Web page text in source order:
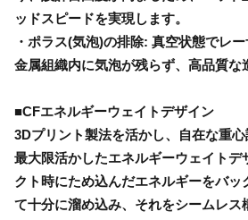
ッドスピードを実現します。
・ポラス(気泡)の排除: 真空状態でレー
金属組織内に気泡が残らず、高品質な
■CFエネルギーウェイトデザイン
3Dプリント製法を活かし、自在な重
最大限活かしたエネルギーウェイトデ
クト時にため込んだエネルギーをバッ
て十分に溜め込み、それをシームレス